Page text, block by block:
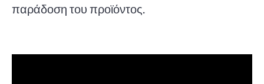
παράδοση του προϊόντος.